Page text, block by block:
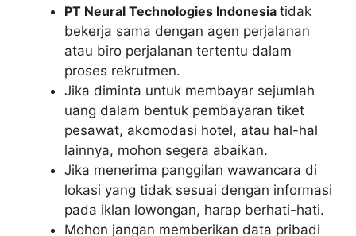
PT Neural Technologies Indonesia tidak
bekerja sama dengan agen perjalanan
atau biro perjalanan tertentu dalam
proses rekrutmen.
Jika diminta untuk membayar sejumlah
uang dalam bentuk pembayaran tiket
pesawat, akomodasi hotel, atau hal-hal
lainnya, mohon segera abaikan.
Jika menerima panggilan wawancara di
lokasi yang tidak sesuai dengan informasi
pada iklan lowongan, harap berhati-hati.
Mohon jangan memberikan data pribadi